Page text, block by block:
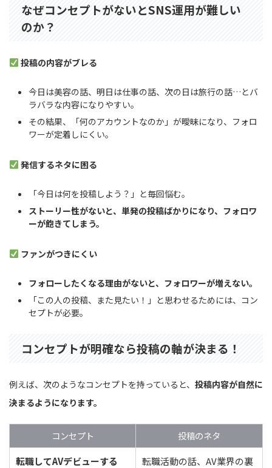
なぜコンセプトがないとSNS運用が難しい
のか？
投稿の内容がブレる
今日は美容の話、明日は仕事の話、次の日は旅行の話…とバ
ラバラな内容になりやすい。
その結果、「何のアカウントなのか」が曖昧になり、フォロ
ワーが定着しにくい。
発信するネタに困る
「今日は何を投稿しよう？」と毎回悩む。
ストーリー性がないと、単発の投稿ばかりになり、フォロワ
ーが飽きてしまう。
ファンがつきにくい
フォローしたくなる理由がないと、フォロワーが増えない。
「この人の投稿、また見たい！」と思わせるためには、コン
セプトが必要。
コンセプトが明確なら投稿の軸が決まる！
例えば、次のようなコンセプトを持っていると、 投稿内容が自然に
決まるようになります。
コンセプト
投稿のネタ
転職してAVデビューする
転職活動の話、AV業界の裏